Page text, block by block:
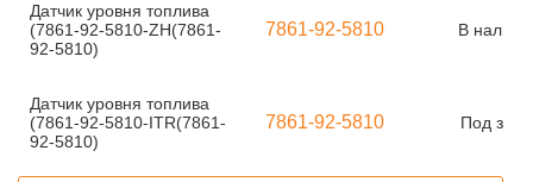
Датчик уровня топлива
(7861-92-5810-ZH(7861-
92-5810)
7861-92-5810 В
Датчик уровня топлива
(7861-92-5810-ITR(7861-
92-5810)
7861-92-5810 Под